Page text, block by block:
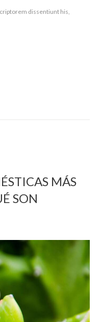
dissentiunt his,
MÁS
SON